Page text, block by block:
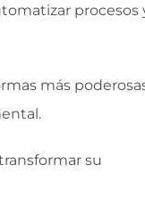
procesos
más
su